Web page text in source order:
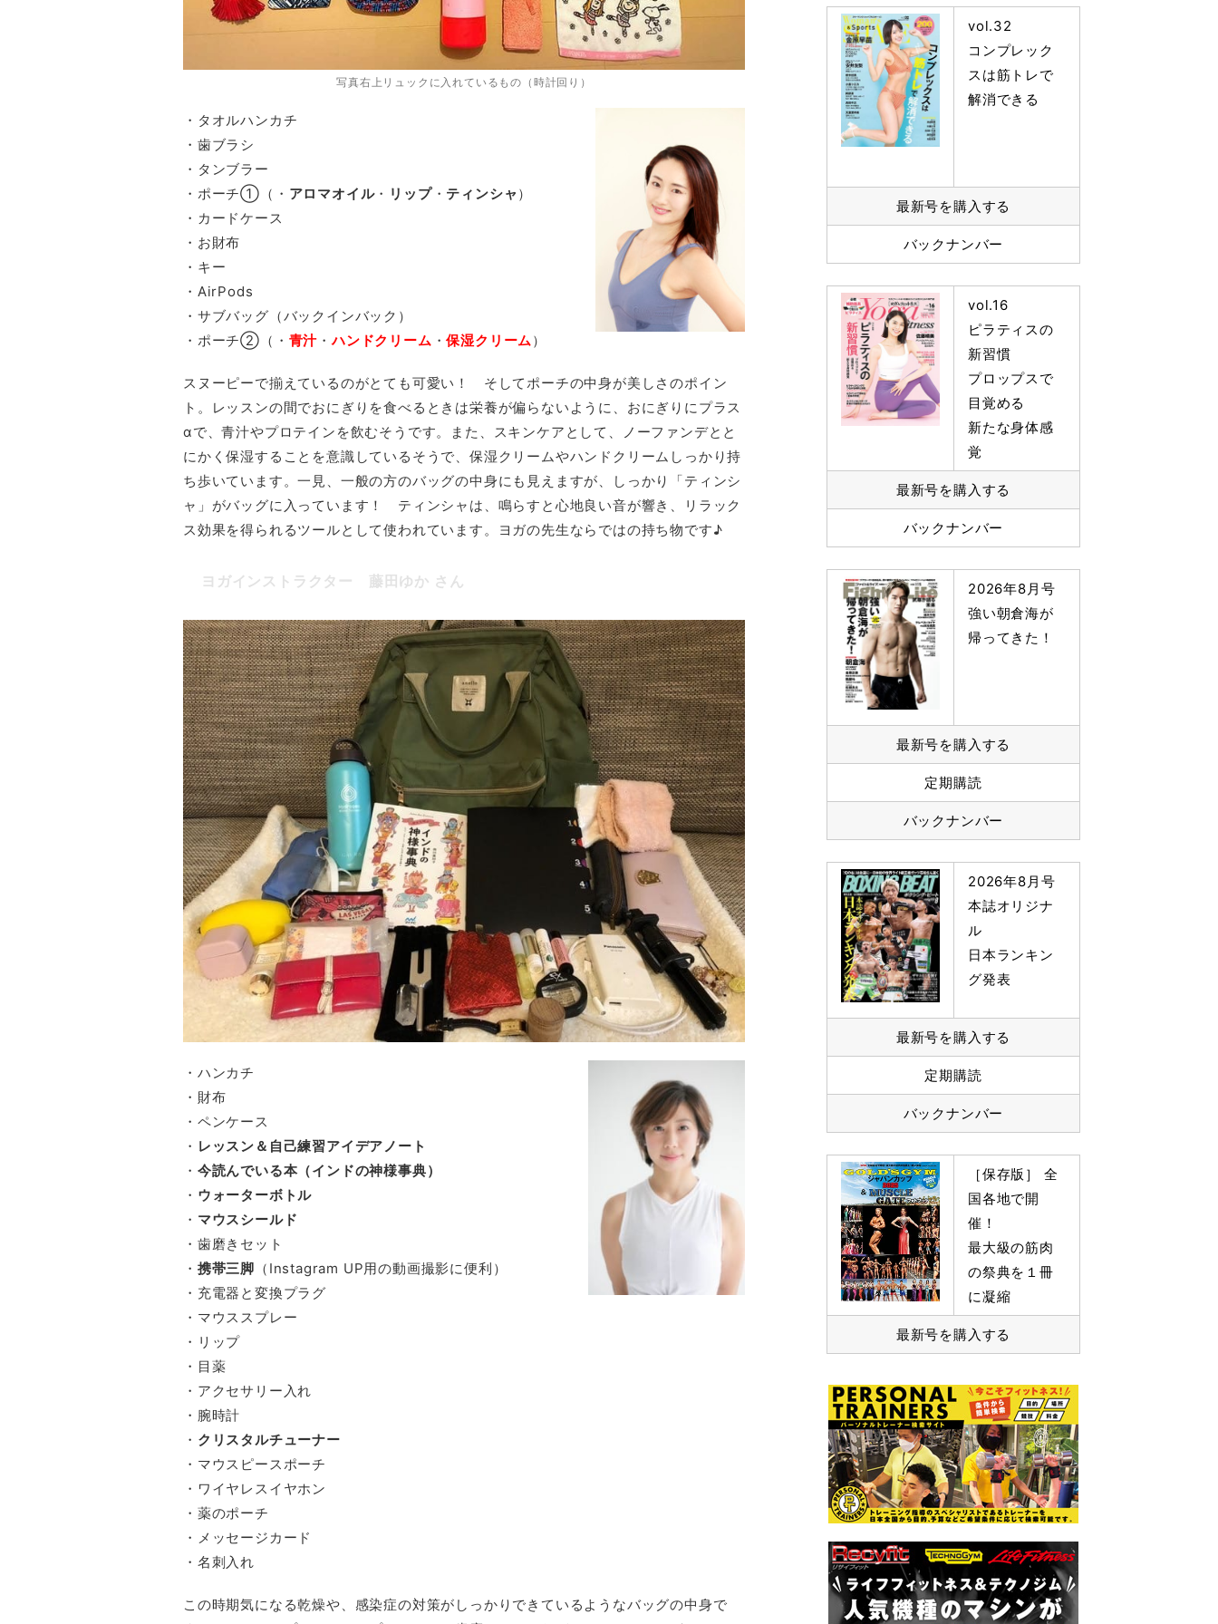
写真右上リュックに入れているもの（時計回り）
・タオルハンカチ
・歯ブラシ
・タンブラー
・ポーチ①（・ アロマオイル・ リップ・ ティンシャ ）
・カードケース
・お財布
・キー
・AirPods
・サブバッグ（バックインバック）
・ポーチ②（・ 青汁 ・ハンドクリーム ・保湿クリーム）
スヌーピーで揃えているのがとても可愛い！ そしてポーチの中身が美しさのポイン
ト。レッスンの間でおにぎりを食べるときは栄養が偏らないように、おにぎりにプラス
αで、青汁やプロテインを飲むそうです。また、スキンケアとして、ノーファンデとと
にかく保湿することを意識しているそうで、保湿クリームやハンドクリームしっかり持
ち歩いています。一見、一般の方のバッグの中身にも見えますが、しっかり「ティンシ
ャ」がバッグに入っています！ ティンシャは、鳴らすと心地良い音が響き、リラック
ス効果を得られるツールとして使われています。ヨガの先生ならではの持ち物です♪
ヨガインストラクター 藤田ゆか さん
・ハンカチ
・財布
・ペンケース
・ レッスン＆自己練習アイデアノート
・ 今読んでいる本（インドの神様事典）
・ ウォーターボトル
・ マウスシールド
・歯磨きセット
・ 携帯三脚 （Instagram UP用の動画撮影に便利）
・充電器と変換プラグ
・マウススプレー
・リップ
・目薬
・アクセサリー入れ
・腕時計
・ クリスタルチューナー
・マウスピースポーチ
・ワイヤレスイヤホン
・薬のポーチ
・メッセージカード
・名刺入れ
この時期気になる乾燥や、感染症の対策がしっかりできているようなバッグの中身で
vol.32
コンプレック
スは筋トレで
解消できる
最新号を購入する
バックナンバー
vol.16
ピラティスの
新習慣
プロップスで
目覚める
新たな身体感
覚
最新号を購入する
バックナンバー
2026年8月号
強い朝倉海が
帰ってきた！
最新号を購入する
定期購読
バックナンバー
2026年8月号
本誌オリジナ
ル
日本ランキン
グ発表
最新号を購入する
定期購読
バックナンバー
［保存版］ 全
国各地で開
催！
最大級の筋肉
の祭典を１冊
に凝縮
最新号を購入する